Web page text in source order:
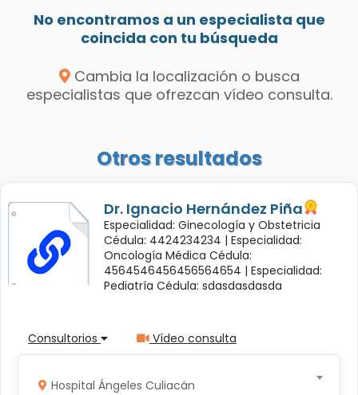
No encontramos a un especialista que
coincida con tu búsqueda
Cambia la localización o busca
especialistas que ofrezcan vídeo consulta.
Otros resultados
Dr. Ignacio Hernández Piña
Especialidad: Ginecología y Obstetricia
Cédula: 4424234234 | Especialidad:
Oncología Médica Cédula:
4564546456456564654 | Especialidad:
Pediatría Cédula: sdasdasdasda
Consultorios Vídeo consulta
Hospital Ángeles Culiacán